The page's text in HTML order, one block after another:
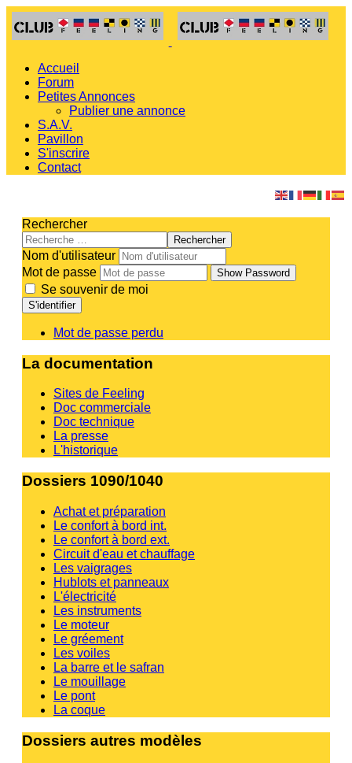
Accueil
Forum
Petites Annonces
Publier une annonce
S.A.V.
Pavillon
S'inscrire
Contact
Rechercher
Rechercher
Nom d'utilisateur
Mot de passe
Show Password
Se souvenir de moi
S'identifier
Mot de passe perdu
La documentation
Sites de Feeling
Doc commerciale
Doc technique
La presse
L'historique
Dossiers 1090/1040
Achat et préparation
Le confort à bord int.
Le confort à bord ext.
Circuit d'eau et chauffage
Les vaigrages
Hublots et panneaux
L'électricité
Les instruments
Le moteur
Le gréement
Les voiles
La barre et le safran
Le mouillage
Le pont
La coque
Dossiers autres modèles